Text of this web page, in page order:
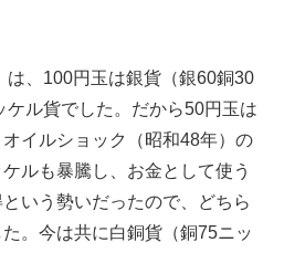
、100円玉は銀貨（銀60銅30
ケル貨でした。だから50円玉は
イルショック（昭和48年）の
ルも暴騰し、お金として使う
いう勢いだったので、どちら
。今は共に白銅貨（銅75ニッ